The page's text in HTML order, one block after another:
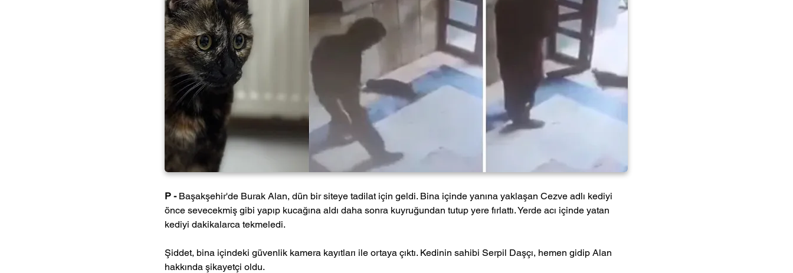
P - Başakşehir'de Burak Alan, dün bir siteye tadilat için geldi. Bina içinde yanına yaklaşan Cezve adlı kediyi
önce sevecekmiş gibi yapıp kucağına aldı daha sonra kuyruğundan tutup yere fırlattı. Yerde acı içinde yatan
kediyi dakikalarca tekmeledi.
Şiddet, bina içindeki güvenlik kamera kayıtları ile ortaya çıktı. Kedinin sahibi Serpil Daşçı, hemen gidip Alan
hakkında şikayetçi oldu.